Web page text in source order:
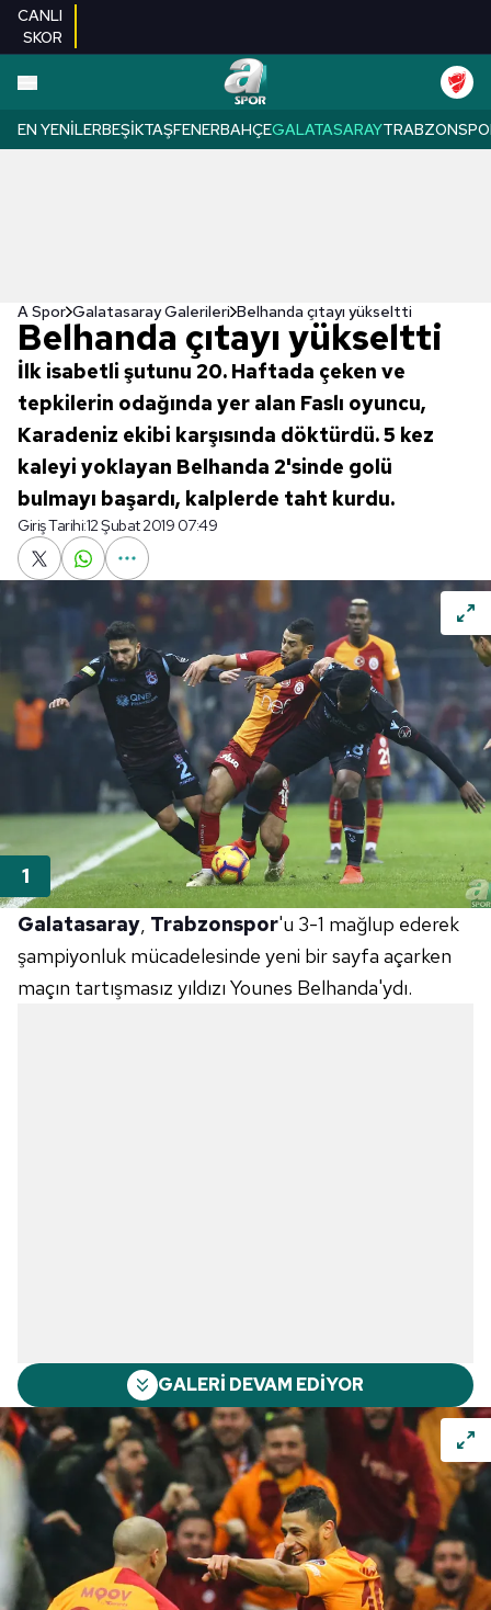
CANLI
SKOR
EN YENILERBEŞIKTAŞFENERBAHÇEGALATASARAY
A Spor Galatasaray Galerileri Belhanda çıtayı yükseltti
Belhanda çıtayı yükseltti
İlk isabetli şutunu 20. Haftada çeken ve
tepkilerin odağında yer alan Faslı oyuncu,
Karadeniz ekibi karşısında döktürdü. 5 kez
kaleyi yoklayan Belhanda 2'sinde golü
bulmayı başardı, kalplerde taht kurdu.
Giriş Tarihi:12 Şubat 2019 07:49
Galatasaray, Trabzonspor'u 3-1 mağlup ederek
şampiyonluk mücadelesinde yeni bir sayfa açarken
maçın tartışmasız yıldızı Younes Belhanda'ydı.
GALERİ DEVAM EDİYOR